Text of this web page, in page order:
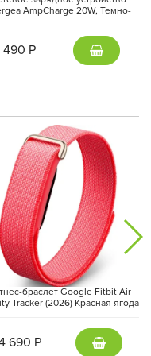
обновление:
ориентации с
а основная 12
True Tone позволяет
фото и видео. Четыре
обеспечивают
AmpCharge 20W, Темно-
490 Р
браслет Google Fitbit Air
Tracker (2026) Красная ягода
690 Р